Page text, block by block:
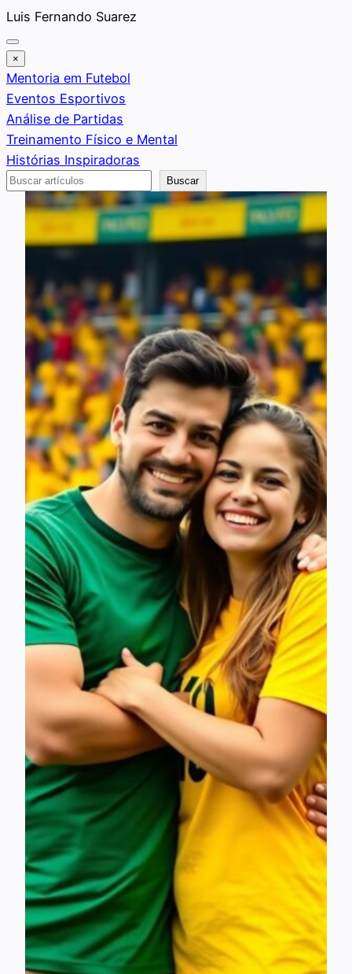
Saltar
al
contenido
Luis Fernando Suarez
×
Mentoria em Futebol
Eventos Esportivos
Análise de Partidas
Treinamento Físico e Mental
Histórias Inspiradoras
Buscar
Buscar